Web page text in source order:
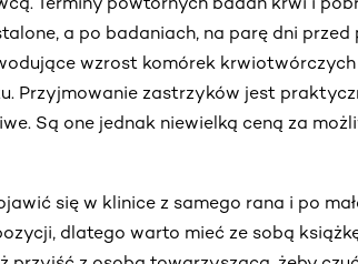
a po badaniach, na parę dni przed
wzrost komórek krwiotwórczych
Przyjmowanie zastrzyków jest
Są one jednak niewielką ceną za
się w klinice z samego rana i po
dlatego warto mieć ze sobą